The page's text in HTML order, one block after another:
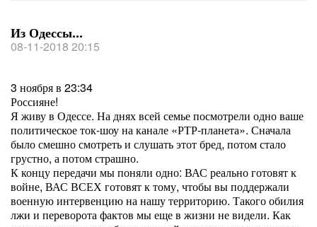
Из Одессы...
08-11-2018 20:15
3 ноября в 23:34
Россияне!
Я живу в Одессе. На днях всей семье посмотрели одно ваше
политическое ток-шоу на канале «РТР-планета». Сначала
было смешно смотреть и слушать этот бред, потом стало
грустно, а потом страшно.
К концу передачи мы поняли одно: ВАС реально готовят к
войне, ВАС ВСЕХ готовят к тому, чтобы вы поддержали
военную интервенцию на нашу территорию. Такого обилия
лжи и переворота фактов мы еще в жизни не видели. Как